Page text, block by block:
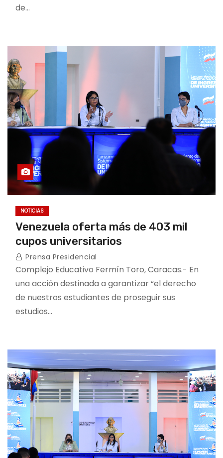
de…
NOTICIAS
Venezuela oferta más de 403 mil
cupos universitarios
Prensa Presidencial
Complejo Educativo Fermín Toro, Caracas.- En
una acción destinada a garantizar “el derecho
de nuestros estudiantes de proseguir sus
estudios…